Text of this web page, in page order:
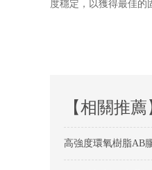
度穩定，以獲得最佳的
【相關推薦
高強度環氧樹脂AB